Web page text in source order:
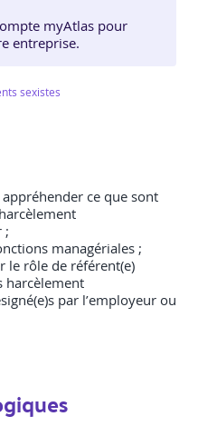
myAtlas pour
entreprise.
sexistes
ce que sont
;
managériales ;
le rôle de référent(e)
harcèlement
par l’employeur ou